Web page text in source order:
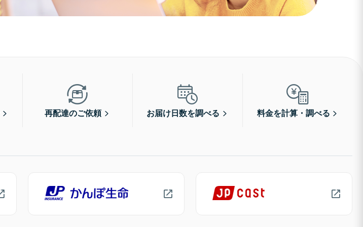
再配達のご依頼 お届け日数を調べる 料金を計算・調べる